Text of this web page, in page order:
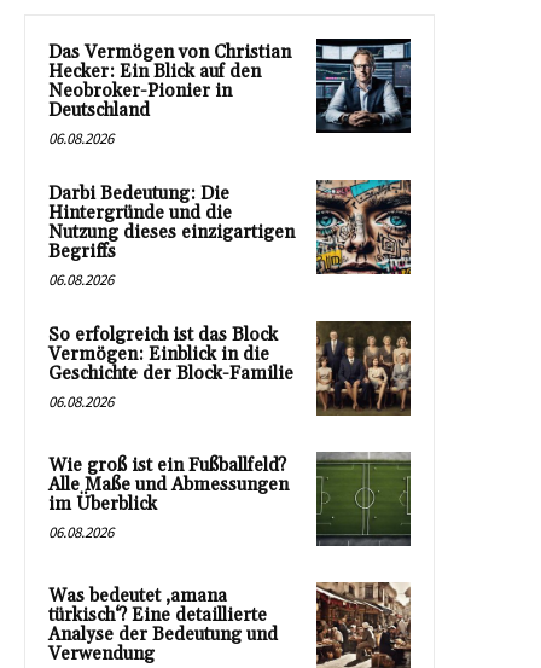
Das Vermögen von Christian
Hecker: Ein Blick auf den
Neobroker-Pionier in
Deutschland
06.08.2026
Darbi Bedeutung: Die
Hintergründe und die
Nutzung dieses einzigartigen
Begriffs
06.08.2026
So erfolgreich ist das Block
Vermögen: Einblick in die
Geschichte der Block-Familie
06.08.2026
Wie groß ist ein Fußballfeld?
Alle Maße und Abmessungen
im Überblick
06.08.2026
Was bedeutet ‚amana
türkisch‘? Eine detaillierte
Analyse der Bedeutung und
Verwendung